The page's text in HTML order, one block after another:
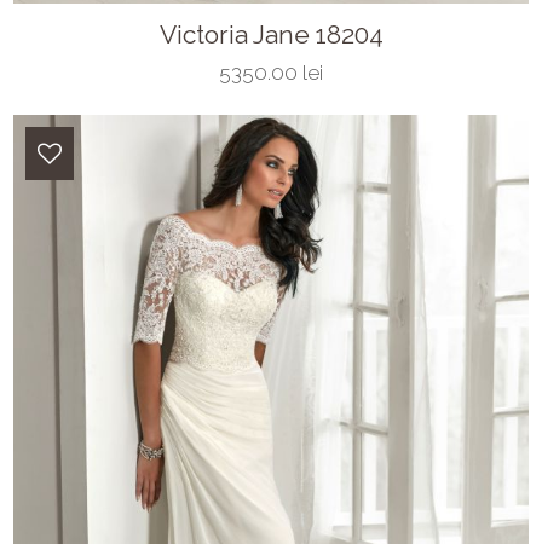
Victoria Jane 18204
5350.00 lei